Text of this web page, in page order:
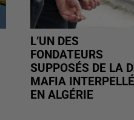
L’UN DES
FONDATEURS
SUPPOSÉS DE LA
MAFIA INTERPELLÉ
EN ALGÉRIE